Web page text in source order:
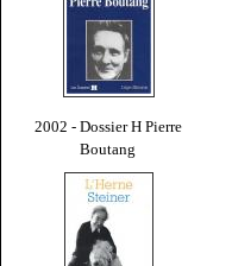
2002 - Dossier H Pierre
Boutang